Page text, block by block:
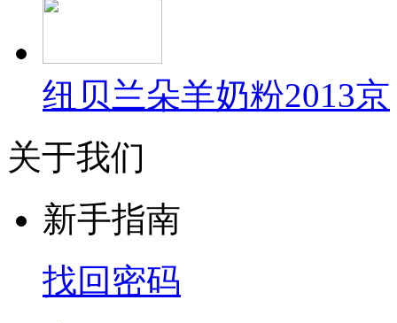
纽贝兰朵羊奶粉2013京
关于我们
新手指南
找回密码